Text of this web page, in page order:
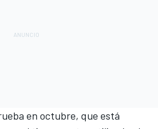
en octubre, que está